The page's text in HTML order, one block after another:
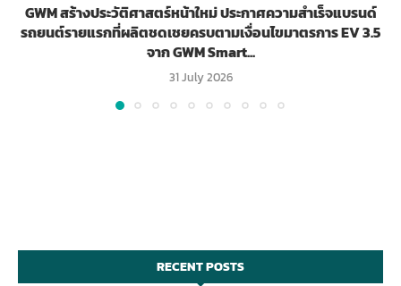
GWM สร้างประวัติศาสตร์หน้าใหม่ ประกาศความสำเร็จแบรนด์
รถยนต์รายแรกที่ผลิตชดเชยครบตามเงื่อนไขมาตรการ EV 3.5
จาก GWM Smart...
31 July 2026
RECENT POSTS